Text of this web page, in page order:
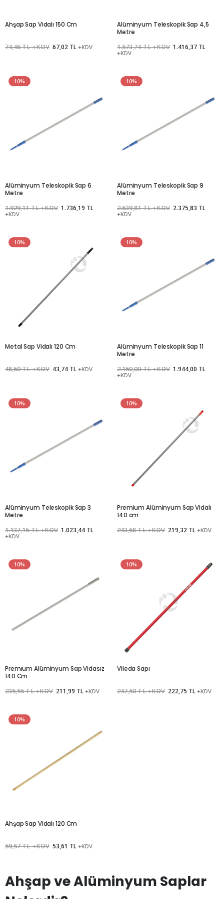
Ahşap Sap Vidalı 150 Cm
74,46 TL +KDV 67,02 TL +KDV
Alüminyum Teleskopik Sap 4,5
Metre
1.573,74 TL +KDV 1.416,37 TL
+KDV
10%
Alüminyum Teleskopik Sap 6
Metre
1.929,11 TL +KDV 1.736,19 TL
+KDV
10%
Alüminyum Teleskopik Sap 9
Metre
2.639,81 TL +KDV 2.375,83 TL
+KDV
10%
Metal Sap Vidalı 120 Cm
48,60 TL +KDV 43,74 TL +KDV
10%
Alüminyum Teleskopik Sap 11
Metre
2.160,00 TL +KDV 1.944,00 TL
+KDV
10%
Alüminyum Teleskopik Sap 3
Metre
1.137,15 TL +KDV 1.023,44 TL
+KDV
10%
Premium Alüminyum Sap Vidalı
140 cm
243,68 TL +KDV 219,32 TL +KDV
10%
Premıum Alüminyum Sap Vidasız
140 Cm
235,55 TL +KDV 211,99 TL +KDV
10%
Vileda Sapı
247,50 TL +KDV 222,75 TL +KDV
10%
Ahşap Sap Vidalı 120 Cm
59,57 TL +KDV 53,61 TL +KDV
Ahşap ve Alüminyum Saplar